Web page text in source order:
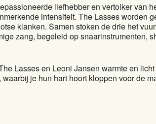
liefhebber en vertolker van
intensiteit. The Lasses worden
klanken. Samen stoken de drie het
zang, begeleid op snaarinstrumenten,
Lasses en Leoni Jansen warmte en
je hun hart hoort kloppen voor de